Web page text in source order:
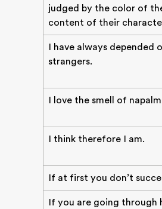
judged by the color of
content of their
I have always depended
strangers.
I love the smell of
I think therefore I am.
If at first you don’t
If you are going through